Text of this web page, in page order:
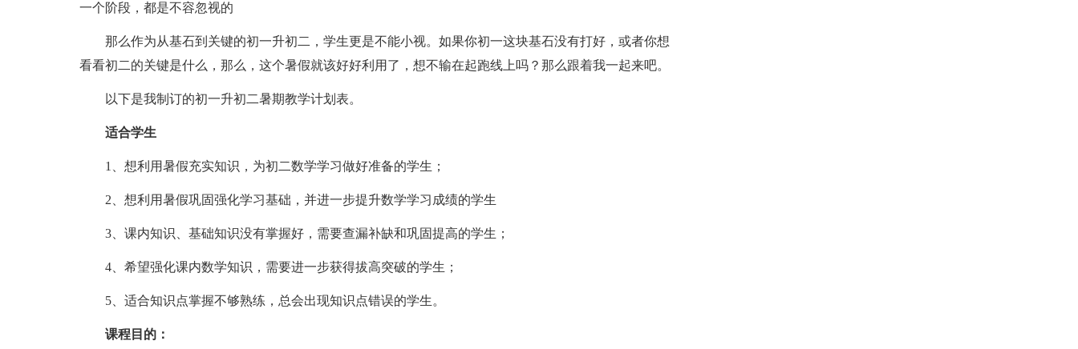
一个阶段，都是不容忽视的
那么作为从基石到关键的初一升初二，学生更是不能小视。如果你初一这块基石没有打好，或者你想
看看初二的关键是什么，那么，这个暑假就该好好利用了，想不输在起跑线上吗？那么跟着我一起来吧。
以下是我制订的初一升初二暑期教学计划表。
适合学生
1、想利用暑假充实知识，为初二数学学习做好准备的学生；
2、想利用暑假巩固强化学习基础，并进一步提升数学学习成绩的学生
3、课内知识、基础知识没有掌握好，需要查漏补缺和巩固提高的学生；
4、希望强化课内数学知识，需要进一步获得拔高突破的学生；
5、适合知识点掌握不够熟练，总会出现知识点错误的学生。
课程目的：